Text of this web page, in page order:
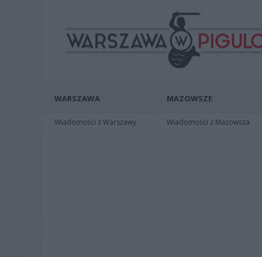
WARSZAWA
Wiadomości z Warszawy
MAZOWSZE
Wiadomości z Mazowsza